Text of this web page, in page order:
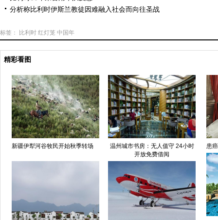
分析称比利时伊斯兰教徒因难融入社会而向往圣战
标签： 比利时 红灯笼 中国年
精彩看图
新疆伊犁河谷牧民开始秋季转场
温州城市书房：无人值守 24小时
开放免费借阅
患